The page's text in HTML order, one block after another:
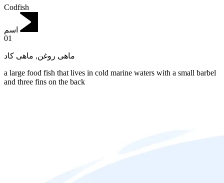
Codfish
اسم
01
ماهی روغن, ماهی کاد
a large food fish that lives in cold marine waters with a small barbel
and three fins on the back